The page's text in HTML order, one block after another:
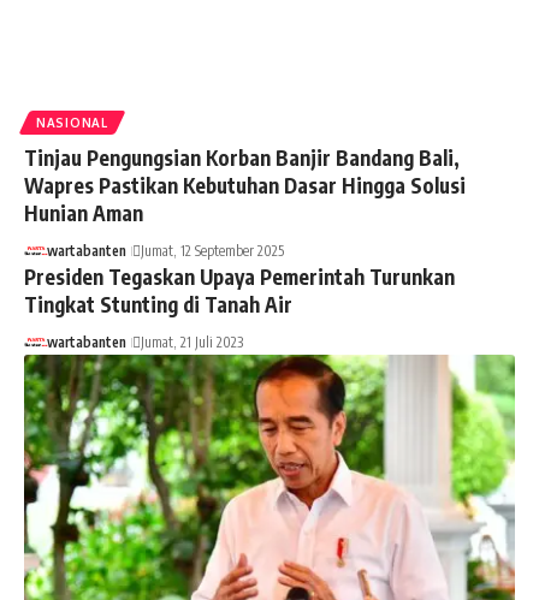
NASIONAL
Tinjau Pengungsian Korban Banjir Bandang Bali,
Wapres Pastikan Kebutuhan Dasar Hingga Solusi
Hunian Aman
wartabanten Jumat, 12 September 2025
Presiden Tegaskan Upaya Pemerintah Turunkan
Tingkat Stunting di Tanah Air
wartabanten Jumat, 21 Juli 2023